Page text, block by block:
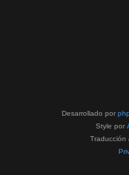
Desarrollado por
Style por
Traducción